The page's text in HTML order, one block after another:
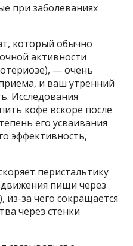
при заболеваниях
который обычно
активности
— очень
и ваш утренний
Исследования
кофе вскоре после
его усваивания
эффективность,
перистальтику
пищи через
за чего сокращается
через стенки